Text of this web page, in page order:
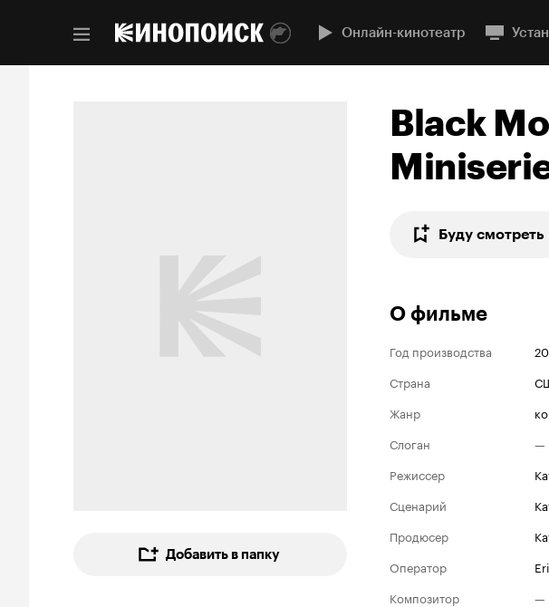
Онлайн-кинотеатр
Добавить в папку
Black
Буду смотреть
О фильме
Год производства
Страна
Жанр
Слоган
—
Режиссер
Сценарий
Продюсер
Оператор
Композитор
—